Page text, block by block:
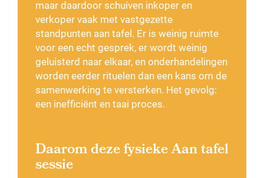
maar daardoor schuiven inkoper en
verkoper vaak met vastgezette
standpunten aan tafel. Er is weinig ruimte
voor een echt gesprek, er wordt weinig
geluisterd naar elkaar, en onderhandelingen
worden eerder rituelen dan een kans om de
samenwerking te versterken. Het gevolg:
een inefficiënt en taai proces.
Daarom deze fysieke Aan tafel
sessie